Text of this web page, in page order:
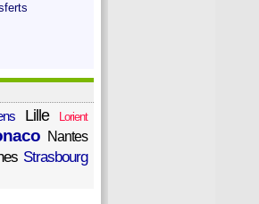
Lille Lorient
Nantes
Strasbourg